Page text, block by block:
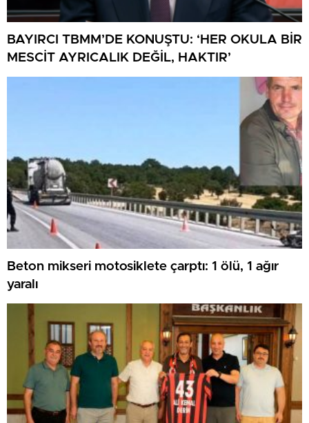
BAYIRCI TBMM’DE KONUŞTU: ‘HER OKULA BİR
MESCİT AYRICALIK DEĞİL, HAKTIR’
Beton mikseri motosiklete çarptı: 1 ölü, 1 ağır
yaralı